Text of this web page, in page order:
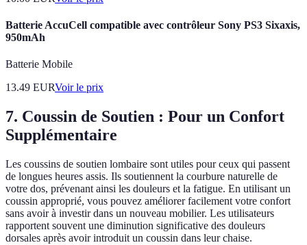
Batterie AccuCell compatible avec contrôleur Sony PS3 Sixaxis,
950mAh
Batterie Mobile
13.49 EURVoir le prix
7. Coussin de Soutien : Pour un Confort
Supplémentaire
Les coussins de soutien lombaire sont utiles pour ceux qui passent
de longues heures assis. Ils soutiennent la courbure naturelle de
votre dos, prévenant ainsi les douleurs et la fatigue. En utilisant un
coussin approprié, vous pouvez améliorer facilement votre confort
sans avoir à investir dans un nouveau mobilier. Les utilisateurs
rapportent souvent une diminution significative des douleurs
dorsales après avoir introduit un coussin dans leur chaise.